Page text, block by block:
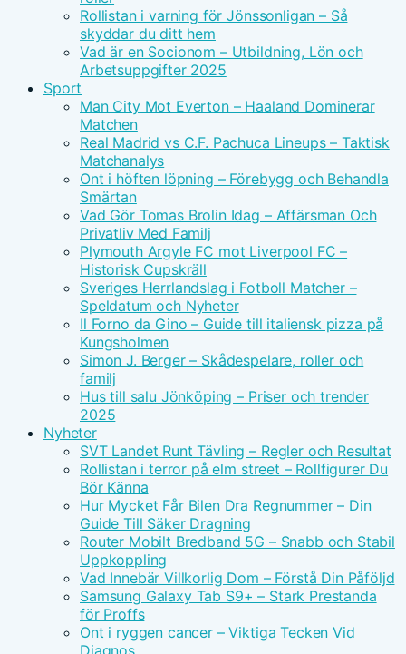
Rollistan i varning för Jönssonligan – Så
skyddar du ditt hem
Vad är en Socionom – Utbildning, Lön och
Arbetsuppgifter 2025
Sport
Man City Mot Everton – Haaland Dominerar
Matchen
Real Madrid vs C.F. Pachuca Lineups – Taktisk
Matchanalys
Ont i höften löpning – Förebygg och Behandla
Smärtan
Vad Gör Tomas Brolin Idag – Affärsman Och
Privatliv Med Familj
Plymouth Argyle FC mot Liverpool FC –
Historisk Cupskräll
Sveriges Herrlandslag i Fotboll Matcher –
Speldatum och Nyheter
Il Forno da Gino – Guide till italiensk pizza på
Kungsholmen
Simon J. Berger – Skådespelare, roller och
familj
Hus till salu Jönköping – Priser och trender
2025
Nyheter
SVT Landet Runt Tävling – Regler och Resultat
Rollistan i terror på elm street – Rollfigurer Du
Bör Känna
Hur Mycket Får Bilen Dra Regnummer – Din
Guide Till Säker Dragning
Router Mobilt Bredband 5G – Snabb och Stabil
Uppkoppling
Vad Innebär Villkorlig Dom – Förstå Din Påföljd
Samsung Galaxy Tab S9+ – Stark Prestanda
för Proffs
Ont i ryggen cancer – Viktiga Tecken Vid
Diagnos